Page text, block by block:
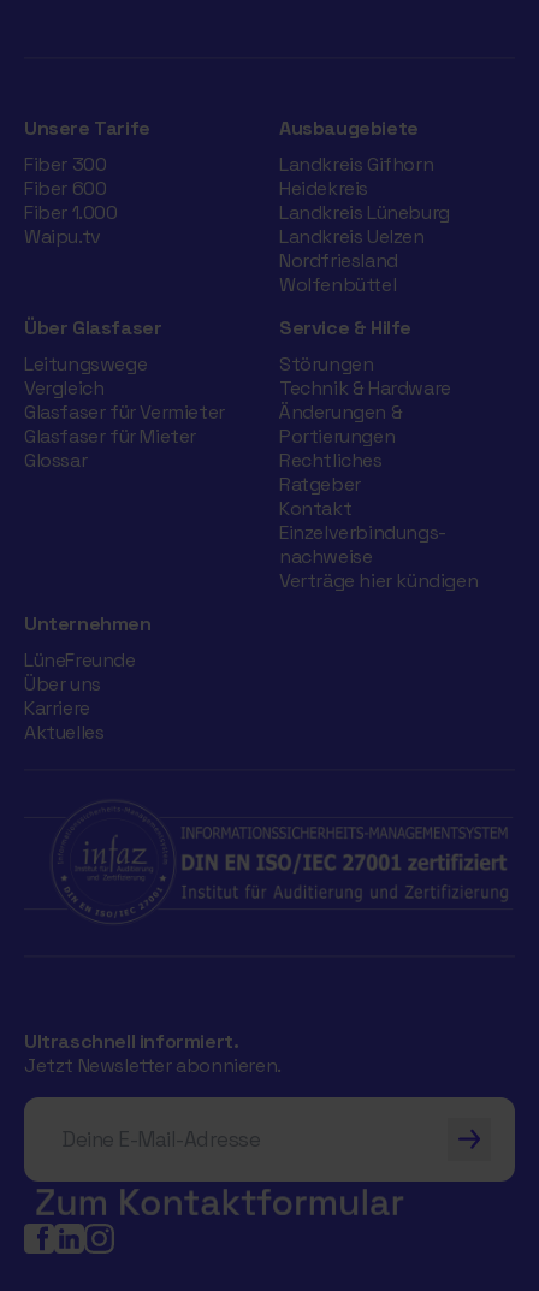
Unsere Tarife
Fiber 300
Fiber 600
Fiber 1.000
Waipu.tv
Ausbaugebiete
Landkreis Gifhorn
Heidekreis
Landkreis Lüneburg
Landkreis Uelzen
Nordfriesland
Wolfenbüttel
Über Glasfaser
Leitungswege
Vergleich
Glasfaser für Vermieter
Glasfaser für Mieter
Glossar
Service & Hilfe
Störungen
Technik & Hardware
Änderungen &
Portierungen
Rechtliches
Ratgeber
Kontakt
Einzelverbindungs­
nachweise
Verträge hier kündigen
Unternehmen
LüneFreunde
Über uns
Karriere
Aktuelles
Ultraschnell informiert.
Jetzt Newsletter abonnieren.
Deine E-Mail-Adresse